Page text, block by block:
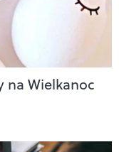
na Wielkanoc